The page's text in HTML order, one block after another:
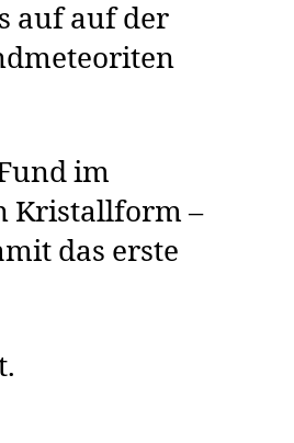
auf auf der
im
Kristallform –
das erste